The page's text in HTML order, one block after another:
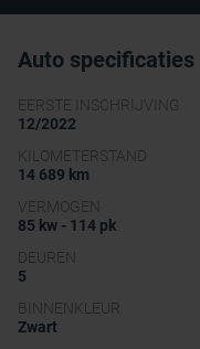
Auto specificaties
EERSTE INSCHRIJVING
12/2022
KILOMETERSTAND
14 689 km
VERMOGEN
85 kw - 114 pk
DEUREN
5
BINNENKLEUR
Zwart